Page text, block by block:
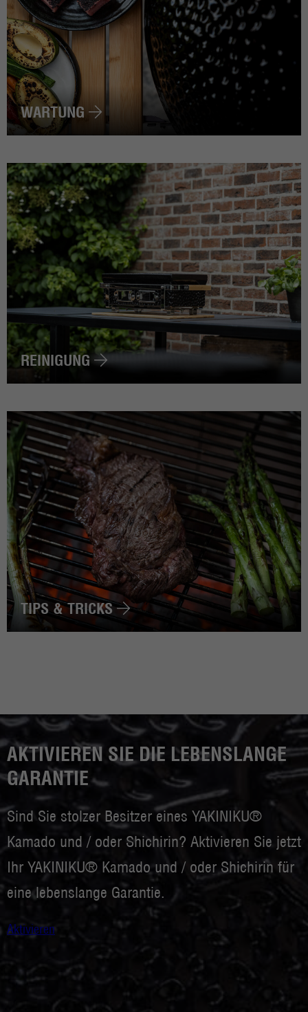
WARTUNG
REINIGUNG
TIPS & TRICKS
AKTIVIEREN SIE DIE LEBENSLANGE
GARANTIE
Sind Sie stolzer Besitzer eines YAKINIKU®
Kamado und / oder Shichirin? Aktivieren Sie jetzt
Ihr YAKINIKU® Kamado und / oder Shichirin für
eine lebenslange Garantie.
Aktivieren